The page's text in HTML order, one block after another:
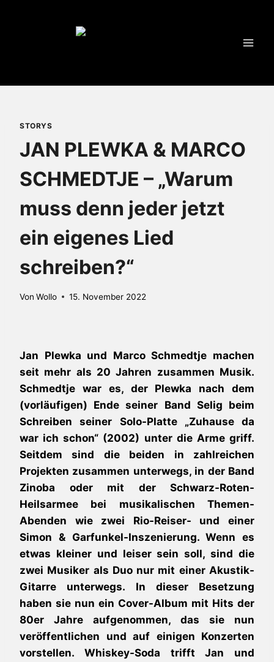
STORYS
JAN PLEWKA & MARCO
SCHMEDTJE – „Warum
muss denn jeder jetzt
ein eigenes Lied
schreiben?“
Von Wollo 15. November 2022
Jan Plewka und Marco Schmedtje machen
seit mehr als 20 Jahren zusammen Musik.
Schmedtje war es, der Plewka nach dem
(vorläufigen) Ende seiner Band Selig beim
Schreiben seiner Solo-Platte „Zuhause da
war ich schon“ (2002) unter die Arme griff.
Seitdem sind die beiden in zahlreichen
Projekten zusammen unterwegs, in der Band
Zinoba oder mit der Schwarz-Roten-
Heilsarmee bei musikalischen Themen-
Abenden wie zwei Rio-Reiser- und einer
Simon & Garfunkel-Inszenierung. Wenn es
etwas kleiner und leiser sein soll, sind die
zwei Musiker als Duo nur mit einer Akustik-
Gitarre unterwegs. In dieser Besetzung
haben sie nun ein Cover-Album mit Hits der
80er Jahre aufgenommen, das sie nun
veröffentlichen und auf einigen Konzerten
vorstellen. Whiskey-Soda trifft Jan und